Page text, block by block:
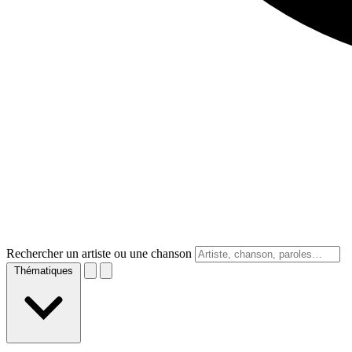
Rechercher un artiste ou une chanson
Thématiques